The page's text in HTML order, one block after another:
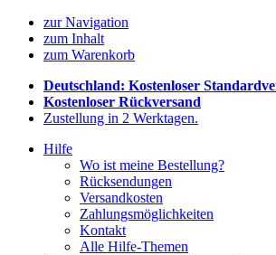
zur Navigation
zum Inhalt
zum Warenkorb
Deutschland: Kostenloser
Kostenloser Rückversand
Zustellung in 2 Werktagen.
Hilfe
Wo ist meine Bestellung?
Rücksendungen
Versandkosten
Zahlungsmöglichkeiten
Kontakt
Alle Hilfe-Themen